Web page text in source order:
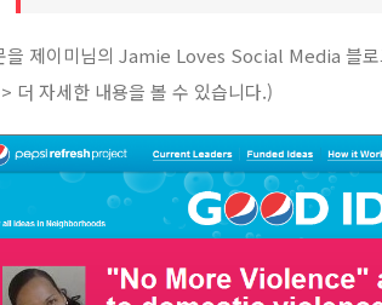
을 제이미님의 Jamie Loves Social Media 블로
> 더 자세한 내용을 볼 수 있습니다.)